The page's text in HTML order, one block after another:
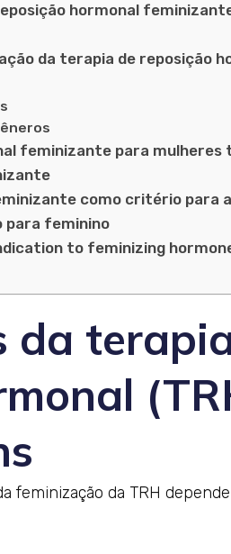
hormonal
da terapia de reposição
feminizante para mulheres
como critério para
para feminino
to feminizing
da
feminização da TRH